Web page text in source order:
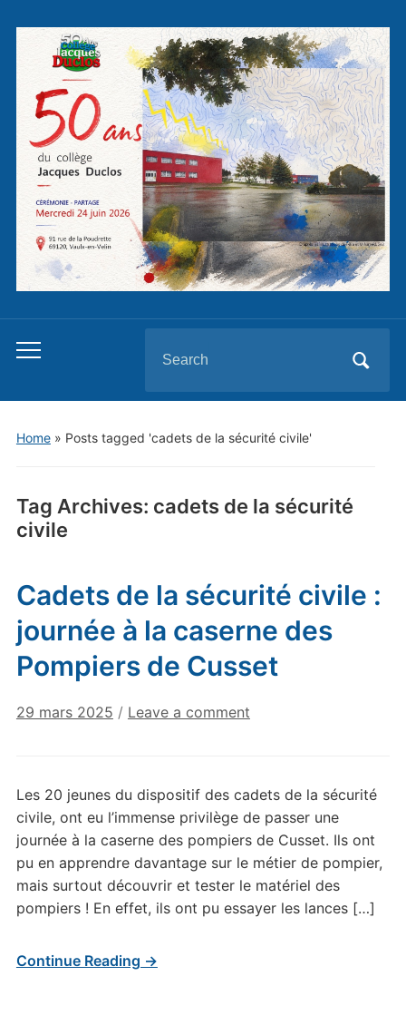
Toggle
menu
for:
Home» Posts tagged 'cadets de la sécurité civile'
Tag Archives: cadets de la sécurité
civile
Cadets de la sécurité civile :
journée à la caserne des
Pompiers de Cusset
29 mars 2025 / Leave a comment
Les 20 jeunes du dispositif des cadets de la sécurité
civile, ont eu l’immense privilège de passer une
journée à la caserne des pompiers de Cusset. Ils ont
pu en apprendre davantage sur le métier de pompier,
mais surtout découvrir et tester le matériel des
pompiers ! En effet, ils ont pu essayer les lances […]
Continue Reading →